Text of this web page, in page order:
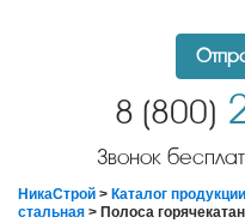
8 (800)
Звонок
НикаСтрой > Каталог продукции
стальная > Полоса